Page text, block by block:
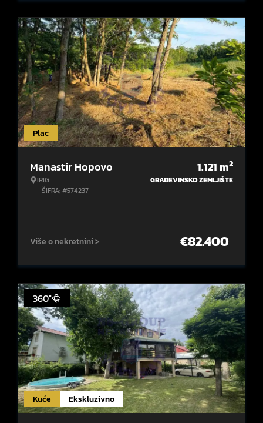
Plac
Manastir Hopovo
IRIG
ŠIFRA: #574237
1.121m2
GRAĐEVINSKO ZEMLJIŠTE
Više o nekretnini > €82.400
Kuće Ekskluzivno
360°